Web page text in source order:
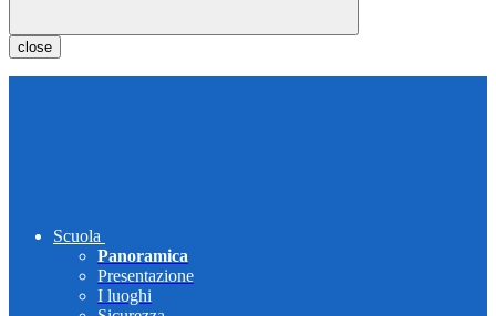
close
Scuola
Panoramica
Presentazione
I luoghi